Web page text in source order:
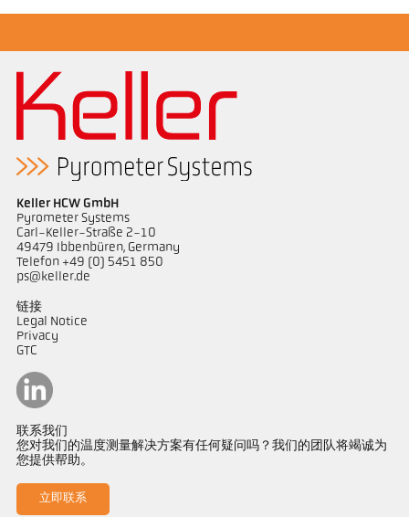
Keller HCW GmbH
Pyrometer Systems
Carl-Keller-Straße 2-10
49479 Ibbenbüren, Germany
Telefon +49 (0) 5451 850
ps@keller.de
链接
Legal Notice
Privacy
GTC
联系我们
您对我们的温度测量解决方案有任何疑问吗？我们的团队将竭诚为
您提供帮助。
立即联系